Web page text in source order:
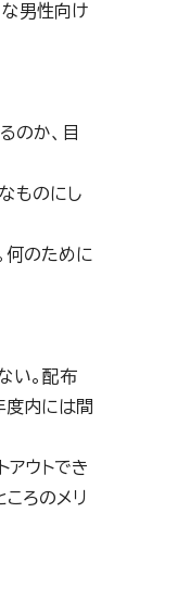
な男性向け
のか、目
ものにし
何のために
い。配布
度内には間
アウトでき
ろのメリ